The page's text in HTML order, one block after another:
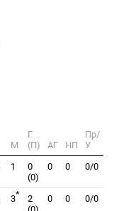
М
Г
(П)
АГ НП
Пр/
У
1
0
(0)
0 0 0/0
3*
2
0 0 0/0